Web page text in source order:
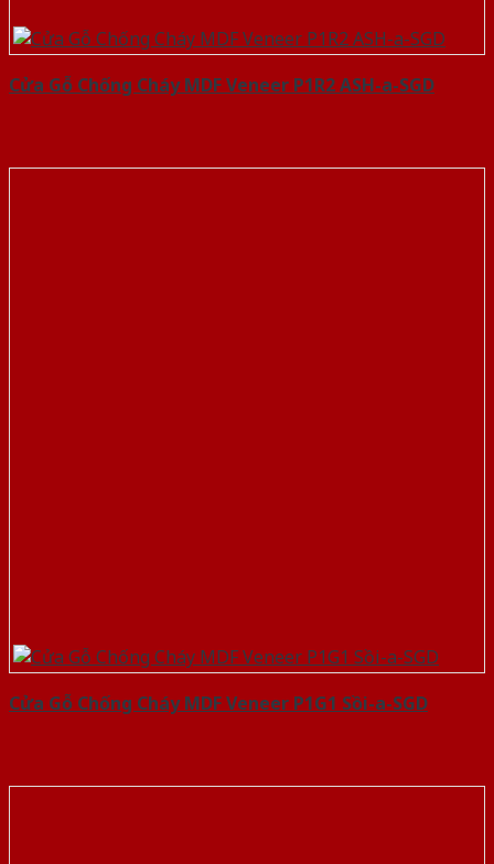
Cửa Gỗ Chống Cháy MDF Veneer P1R2 ASH-a-SGD
Cửa Gỗ Chống Cháy MDF Veneer P1G1 Sồi-a-SGD